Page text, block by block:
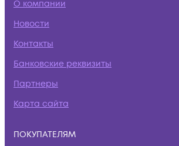
О компании
Новости
Контакты
Банковские реквизиты
Партнеры
Карта сайта
ПОКУПАТЕЛЯМ